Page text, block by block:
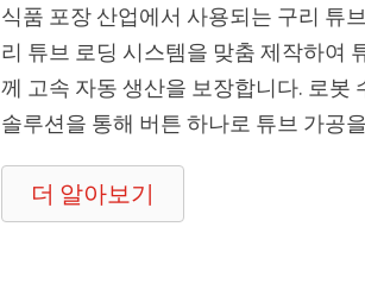
식품 포장 산업에서 사용되는 구리 튜
리 튜브 로딩 시스템을 맞춤 제작하여
께 고속 자동 생산을 보장합니다. 로봇
솔루션을 통해 버튼 하나로 튜브 가공
더 알아보기